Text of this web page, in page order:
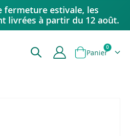
fermeture estivale, les
livrées à partir du 12 août.
Panier
0articles